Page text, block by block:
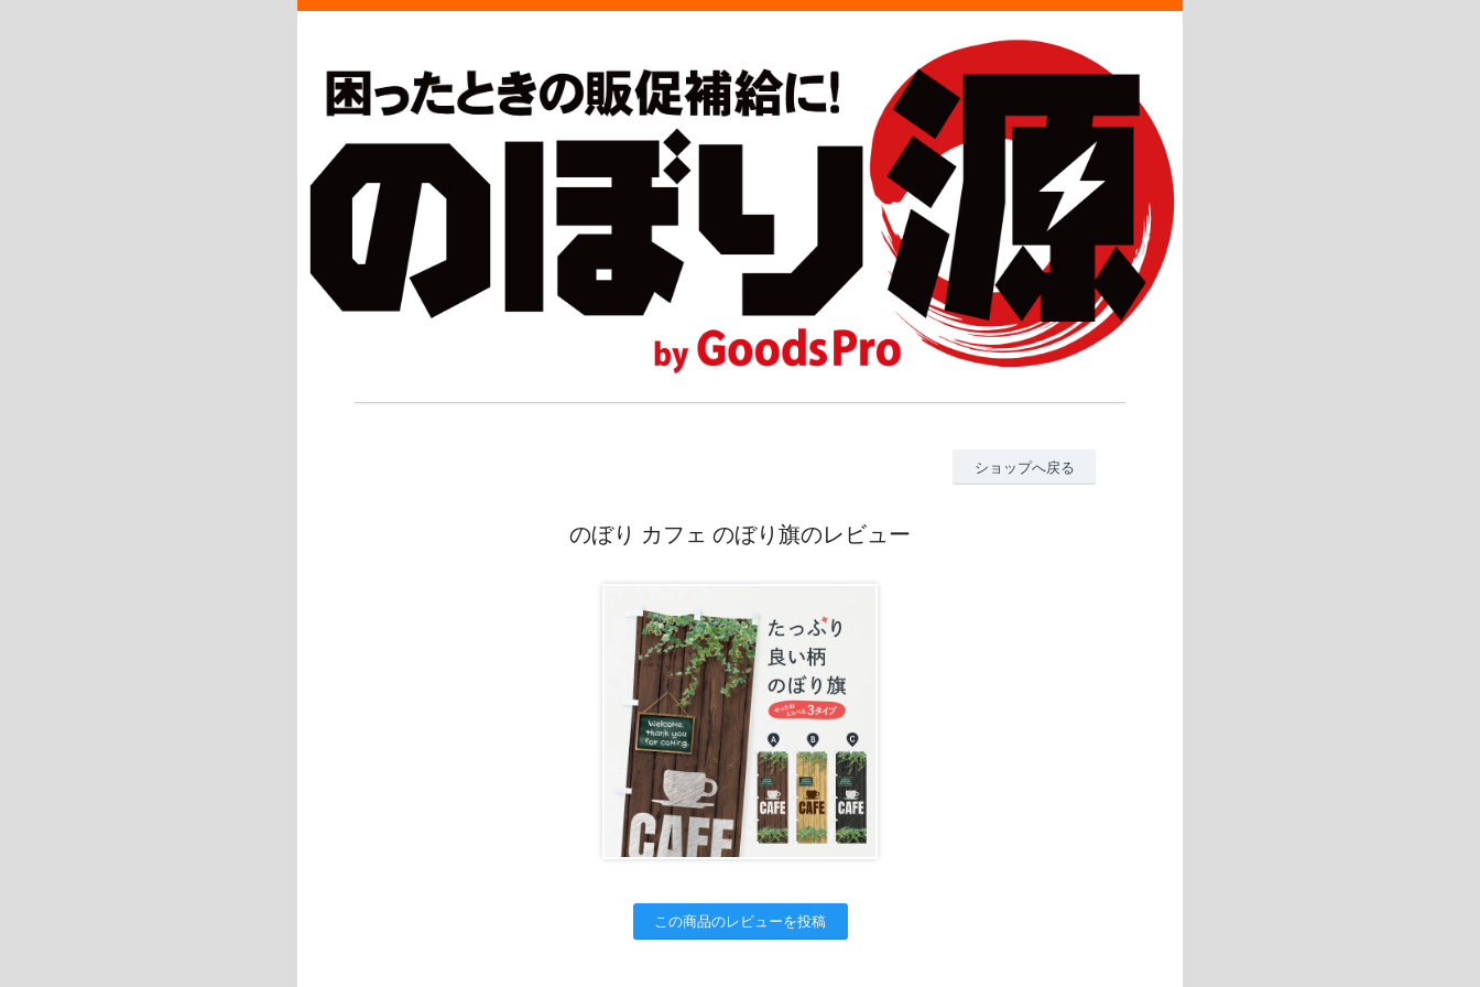
ショップへ戻る
のぼり カフェ のぼり旗のレビュー
この商品のレビューを投稿